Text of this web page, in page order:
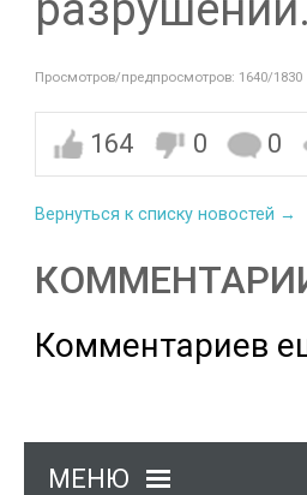
Просмотров/предпросмотров: 1640/1830
164 0 0
Вернуться к списку новостей →
Комментариев
МЕНЮ